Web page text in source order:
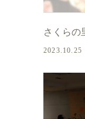
さくらの
2023.10.25